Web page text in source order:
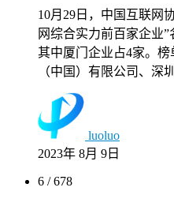
10月29日，中国互联网
网综合实力前百家企业”
其中厦门企业占4家。
（中国）有限公司、深
luoluo
2023年 8月 9日
6 / 678